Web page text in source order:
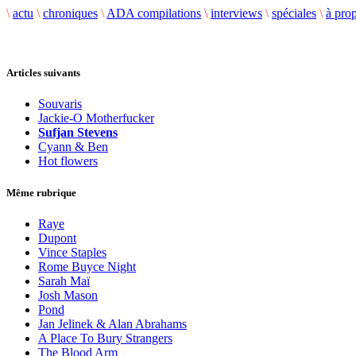
\ actu \ chroniques \ ADA compilations \ interviews \ spéciales \ à
Articles suivants
Souvaris
Jackie-O Motherfucker
Sufjan Stevens
Cyann & Ben
Hot flowers
Même rubrique
Raye
Dupont
Vince Staples
Rome Buyce Night
Sarah Maï
Josh Mason
Pond
Jan Jelinek & Alan Abrahams
A Place To Bury Strangers
The Blood Arm